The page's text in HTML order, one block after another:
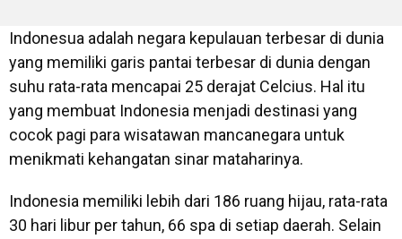
Indonesua adalah negara kepulauan terbesar di dunia
yang memiliki garis pantai terbesar di dunia dengan
suhu rata-rata mencapai 25 derajat Celcius. Hal itu
yang membuat Indonesia menjadi destinasi yang
cocok pagi para wisatawan mancanegara untuk
menikmati kehangatan sinar mataharinya.
Indonesia memiliki lebih dari 186 ruang hijau, rata-rata
30 hari libur per tahun, 66 spa di setiap daerah. Selain